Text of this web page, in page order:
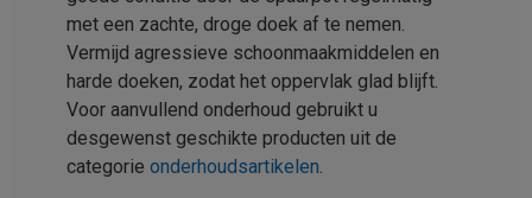
met een zachte, droge doek af te nemen.
Vermijd agressieve schoonmaakmiddelen en
harde doeken, zodat het oppervlak glad blijft.
Voor aanvullend onderhoud gebruikt u
desgewenst geschikte producten uit de
categorie onderhoudsartikelen.